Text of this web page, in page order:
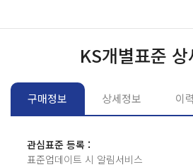
KS개별표준
구매정보 상세정보 이
관심표준 등록 :
표준업데이트 시 알림서비스